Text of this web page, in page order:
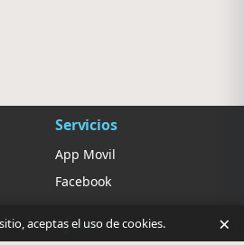
Servicios
App Movil
Facebook
Ajustes
aceptas el uso de cookies. ×